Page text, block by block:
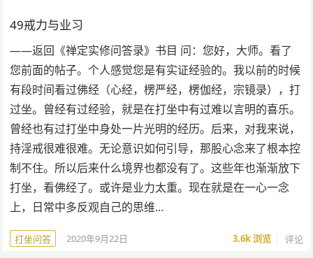
49戒力与业习
——返回《禅定实修问答录》书目 问：您好，大师。看了
您前面的帖子。个人感觉您是有实证经验的。我以前的时候
有段时间看过佛经（心经，楞严经，楞伽经，宗镜录），打
过坐。曾经有过经验，就是在打坐中有过难以言明的喜乐。
曾经也有过打坐中身处一片光明的经历。后来，对我来说，
持淫戒很难很难。无论意识如何引导，那股心念来了根本控
制不住。所以后来什么境界也都没有了。这些年也渐渐放下
打坐，看佛经了。或许是业力太重。现在就是在一心一念
上，日常中多反观自己的思维…
打坐问答 2020年9月22日 3.6k浏览 评论